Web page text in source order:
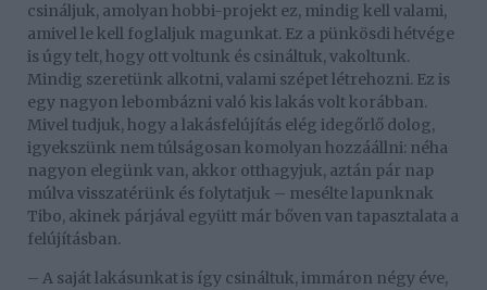
csináljuk, amolyan hobbi-projekt ez, mindig kell valami,
amivel le kell foglaljuk magunkat. Ez a pünkösdi hétvége
is úgy telt, hogy ott voltunk és csináltuk, vakoltunk.
Mindig szeretünk alkotni, valami szépet létrehozni. Ez is
egy nagyon lebombázni való kis lakás volt korábban.
Mivel tudjuk, hogy a lakásfelújítás elég idegőrlő dolog,
igyekszünk nem túlságosan komolyan hozzáállni: néha
nagyon elegünk van, akkor otthagyjuk, aztán pár nap
múlva visszatérünk és folytatjuk – mesélte lapunknak
Tibo, akinek párjával együtt már bőven van tapasztalata a
felújításban.
– A saját lakásunkat is így csináltuk, immáron négy éve,